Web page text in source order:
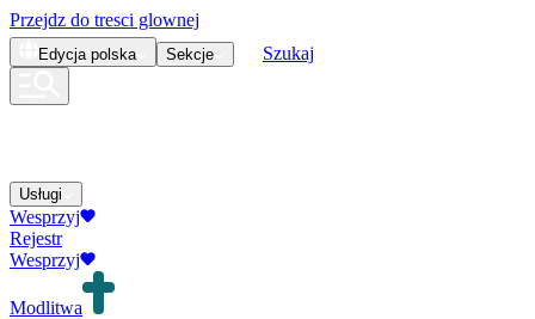
Przejdz do tresci glownej
Edycja polska Sekcje Szukaj
Usługi
Wesprzyj
Rejestr
Wesprzyj
Modlitwa